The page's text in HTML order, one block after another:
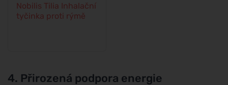
Nobilis Tilia Inhalační
tyčinka proti rýmě
4. Přirozená podpora energie